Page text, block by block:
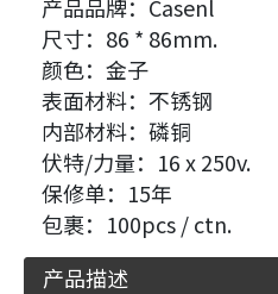
产品品牌： Casenl
尺寸： 86 * 86mm.
颜色： 金子
表面材料： 不锈钢
内部材料： 磷铜
伏特/力量： 16 x 250v.
保修单： 15年
包裹： 100pcs / ctn.
产品描述